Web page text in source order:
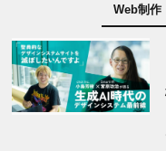
Web制作